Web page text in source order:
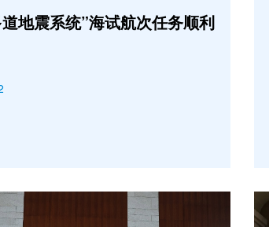
地震系统”海试航次任务顺利